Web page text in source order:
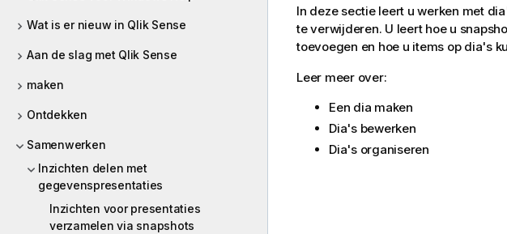
Wat is er nieuw in Qlik Sense
Aan de slag met Qlik Sense
maken
Ontdekken
Samenwerken
Inzichten delen met
gegevenspresentaties
Inzichten voor presentaties
verzamelen via snapshots
In deze sectie leert u werken met
te verwijderen. U leert hoe u
toevoegen en hoe u items op dia's
Leer meer over:
Een dia maken
Dia's bewerken
Dia's organiseren